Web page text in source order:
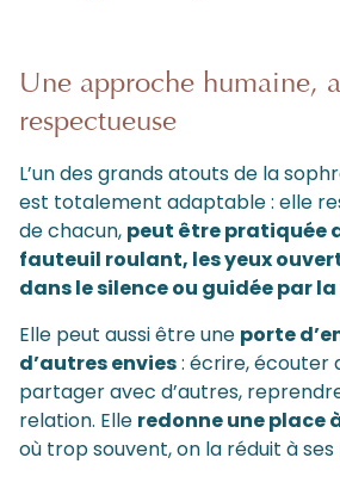
Une approche humaine,
respectueuse
L’un des grands atouts de la
est totalement adaptable : elle
de chacun, peut être pratiquée
fauteuil roulant, les yeux
dans le silence ou guidée par
Elle peut aussi être une porte
d’autres envies: écrire, écouter
partager avec d’autres,
relation. Elle redonne une place
où trop souvent, on la réduit à